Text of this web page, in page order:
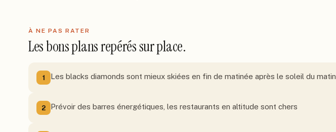
À NE PAS RATER
Les bons plans repérés sur place.
1 Les blacks diamonds sont mieux skiées en fin de matinée après le soleil du matin
2 Prévoir des barres énergétiques, les restaurants en altitude sont chers